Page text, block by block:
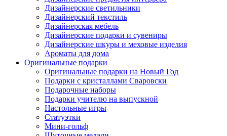
Дизайнерские светильники
Дизайнерский текстиль
Дизайнерская мебель
Дизайнерские подарки и сувениры
Дизайнерские шкуры и меховые изделия
Ароматы для дома
Оригинальные подарки
Оригинальные подарки на Новый Год
Подарки с кристаллами Сваровски
Подарочные наборы
Подарки учителю на выпускной
Настольные игры
Статуэтки
Мини-гольф